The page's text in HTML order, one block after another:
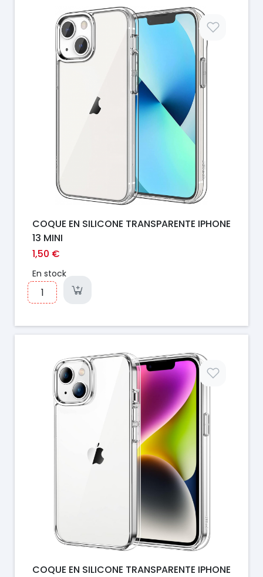
COQUE EN SILICONE TRANSPARENTE IPHONE
13 MINI
1,50 €
En stock
COQUE EN SILICONE TRANSPARENTE IPHONE